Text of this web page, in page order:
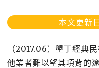
本文更新
（2017.06）墾丁經典
他業者難以望其項背的